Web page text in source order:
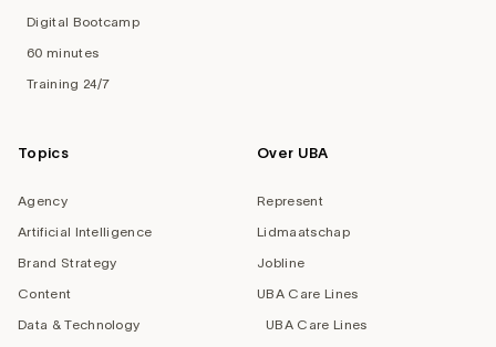
Digital Bootcamp
60 minutes
Training 24/7
Topics
Agency
Artificial Intelligence
Brand Strategy
Content
Data & Technology
Over UBA
Represent
Lidmaatschap
Jobline
UBA Care Lines
UBA Care Lines